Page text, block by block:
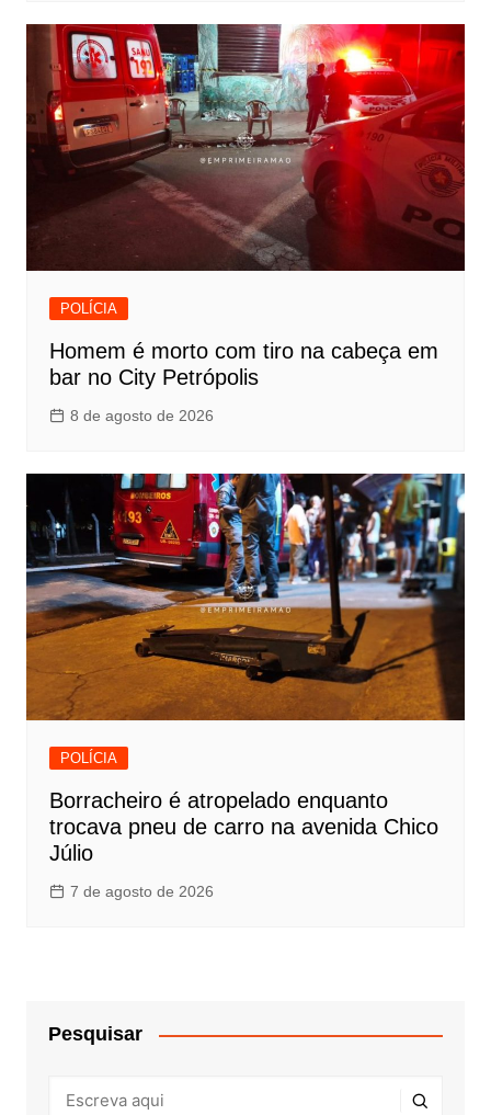
POLÍCIA
Homem é morto com tiro na cabeça em
bar no City Petrópolis
8 de agosto de 2026
POLÍCIA
Borracheiro é atropelado enquanto
trocava pneu de carro na avenida Chico
Júlio
7 de agosto de 2026
Pesquisar